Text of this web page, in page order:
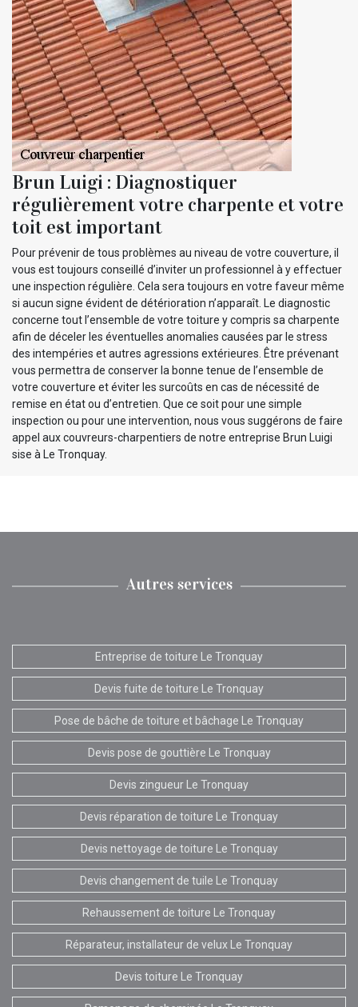
Brun Luigi : Diagnostiquer
régulièrement votre charpente et votre
toit est important
Pour prévenir de tous problèmes au niveau de votre couverture, il
vous est toujours conseillé d’inviter un professionnel à y effectuer
une inspection régulière. Cela sera toujours en votre faveur même
si aucun signe évident de détérioration n’apparaît. Le diagnostic
concerne tout l’ensemble de votre toiture y compris sa charpente
afin de déceler les éventuelles anomalies causées par le stress
des intempéries et autres agressions extérieures. Être prévenant
vous permettra de conserver la bonne tenue de l’ensemble de
votre couverture et éviter les surcoûts en cas de nécessité de
remise en état ou d’entretien. Que ce soit pour une simple
inspection ou pour une intervention, nous vous suggérons de faire
appel aux couvreurs-charpentiers de notre entreprise Brun Luigi
sise à Le Tronquay.
Autres services
Entreprise de toiture Le Tronquay
Devis fuite de toiture Le Tronquay
Pose de bâche de toiture et bâchage Le Tronquay
Devis pose de gouttière Le Tronquay
Devis zingueur Le Tronquay
Devis réparation de toiture Le Tronquay
Devis nettoyage de toiture Le Tronquay
Devis changement de tuile Le Tronquay
Rehaussement de toiture Le Tronquay
Réparateur, installateur de velux Le Tronquay
Devis toiture Le Tronquay